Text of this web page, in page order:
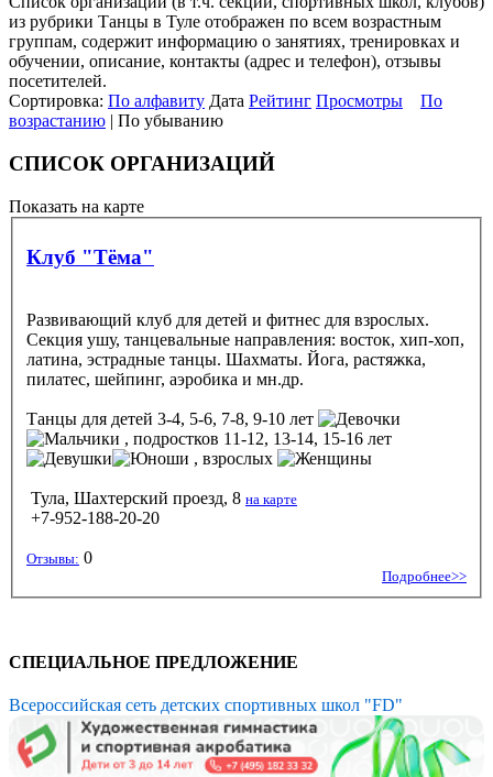
из рубрики Танцы в Туле отображен по всем возрастным
группам, содержит информацию о занятиях, тренировках и
обучении, описание, контакты (адрес и телефон), отзывы
посетителей.
Сортировка: По алфавиту Дата Рейтинг Просмотры
По
возрастанию | По убыванию
СПИСОК ОРГАНИЗАЦИЙ
Показать на карте
Клуб "Тёма"
Развивающий клуб для детей и фитнес для взрослых.
Секция ушу, танцевальные направления: восток, хип-хоп,
латина, эстрадные танцы. Шахматы. Йога, растяжка,
пилатес, шейпинг, аэробика и мн.др.
Танцы для детей 3-4, 5-6, 7-8, 9-10 лет
, подростков 11-12, 13-14, 15-16 лет
, взрослых
Тула, Шахтерский проезд, 8 на карте
+7-952-188-20-20
Отзывы: 0
Подробнее>>
СПЕЦИАЛЬНОЕ ПРЕДЛОЖЕНИЕ
Всероссийская сеть детских спортивных школ "FD"